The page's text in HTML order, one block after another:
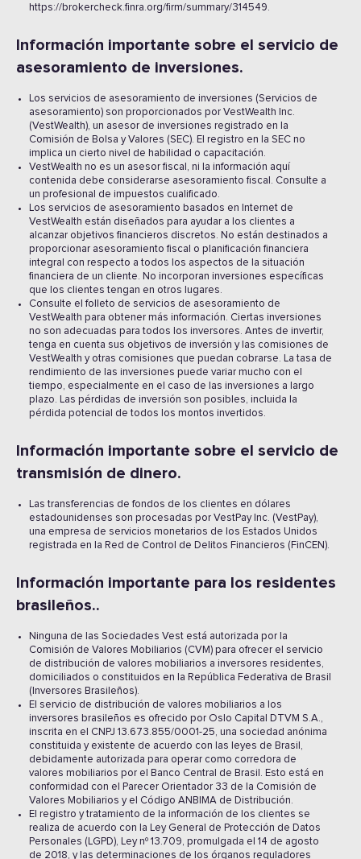
https://brokercheck.finra.org/firm/summary/314549.
Información importante sobre el servicio de
asesoramiento de inversiones.
Los servicios de asesoramiento de inversiones (Servicios de
asesoramiento) son proporcionados por VestWealth Inc.
(VestWealth), un asesor de inversiones registrado en la
Comisión de Bolsa y Valores (SEC). El registro en la SEC no
implica un cierto nivel de habilidad o capacitación.
VestWealth no es un asesor fiscal, ni la información aquí
contenida debe considerarse asesoramiento fiscal. Consulte a
un profesional de impuestos cualificado.
Los servicios de asesoramiento basados en Internet de
VestWealth están diseñados para ayudar a los clientes a
alcanzar objetivos financieros discretos. No están destinados a
proporcionar asesoramiento fiscal o planificación financiera
integral con respecto a todos los aspectos de la situación
financiera de un cliente. No incorporan inversiones específicas
que los clientes tengan en otros lugares.
Consulte el folleto de servicios de asesoramiento de
VestWealth para obtener más información. Ciertas inversiones
no son adecuadas para todos los inversores. Antes de invertir,
tenga en cuenta sus objetivos de inversión y las comisiones de
VestWealth y otras comisiones que puedan cobrarse. La tasa de
rendimiento de las inversiones puede variar mucho con el
tiempo, especialmente en el caso de las inversiones a largo
plazo. Las pérdidas de inversión son posibles, incluida la
pérdida potencial de todos los montos invertidos.
Información importante sobre el servicio de
transmisión de dinero.
Las transferencias de fondos de los clientes en dólares
estadounidenses son procesadas por VestPay Inc. (VestPay),
una empresa de servicios monetarios de los Estados Unidos
registrada en la Red de Control de Delitos Financieros (FinCEN).
Información importante para los residentes
brasileños..
Ninguna de las Sociedades Vest está autorizada por la
Comisión de Valores Mobiliarios (CVM) para ofrecer el servicio
de distribución de valores mobiliarios a inversores residentes,
domiciliados o constituidos en la República Federativa de Brasil
(Inversores Brasileños).
El servicio de distribución de valores mobiliarios a los
inversores brasileños es ofrecido por Oslo Capital DTVM S.A.,
inscrita en el CNPJ 13.673.855/0001-25, una sociedad anónima
constituida y existente de acuerdo con las leyes de Brasil,
debidamente autorizada para operar como corredora de
valores mobiliarios por el Banco Central de Brasil. Esto está en
conformidad con el Parecer Orientador 33 de la Comisión de
Valores Mobiliarios y el Código ANBIMA de Distribución.
El registro y tratamiento de la información de los clientes se
realiza de acuerdo con la Ley General de Protección de Datos
Personales (LGPD), Ley nº 13.709, promulgada el 14 de agosto
de 2018, y las determinaciones de los órganos reguladores